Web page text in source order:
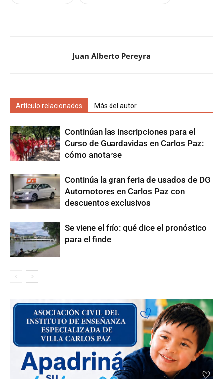
Juan Alberto Pereyra
Artículo relacionados Más del autor
Continúan las inscripciones para el
Curso de Guardavidas en Carlos Paz:
cómo anotarse
Continúa la gran feria de usados de DG
Automotores en Carlos Paz con
descuentos exclusivos
Se viene el frío: qué dice el pronóstico
para el finde